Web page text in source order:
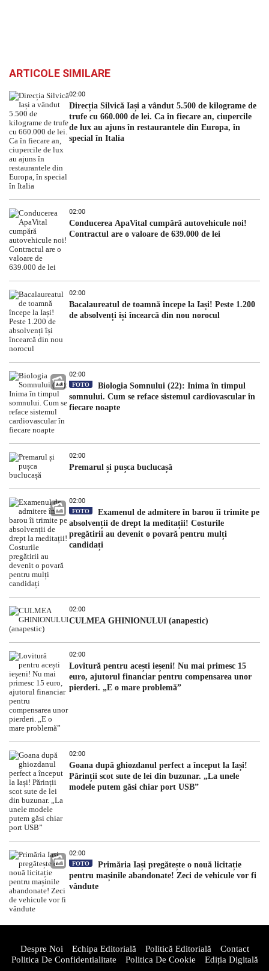
ARTICOLE SIMILARE
02:00
Direcția Silvică Iași a vândut 5.500 de kilograme de
trufe cu 660.000 de lei. Ca în fiecare an, ciupercile
de lux au ajuns în restaurantele din Europa, în
special în Italia
02:00
Conducerea ApaVital cumpără autovehicule noi!
Contractul are o valoare de 639.000 de lei
02:00
Bacalaureatul de toamnă începe la Iași! Peste 1.200
de absolvenți își încearcă din nou norocul
02:00
FOTO
Biologia Somnului (22): Inima în timpul
somnului. Cum se reface sistemul cardiovascular în
fiecare noapte
02:00
Premarul și pușca buclucașă
02:00
FOTO
Examenul de admitere în barou îi trimite pe
absolvenții de drept la meditații! Costurile
pregătirii au devenit o povară pentru mulți
candidați
02:00
CULMEA GHINIONULUI (anapestic)
02:00
Lovitură pentru acești ieșeni! Nu mai primesc 15
euro, ajutorul financiar pentru compensarea unor
pierderi. „E o mare problemă”
02:00
Goana după ghiozdanul perfect a început la Iași!
Părinții scot sute de lei din buzunar. „La unele
modele putem găsi chiar port USB”
02:00
FOTO
Primăria Iași pregătește o nouă licitație
pentru mașinile abandonate! Zeci de vehicule vor fi
vândute
Despre Noi Echipa Editorială Politică Editorială
Contact
Politica De Confidentialitate
Politica De Cookie Ediția Digitală